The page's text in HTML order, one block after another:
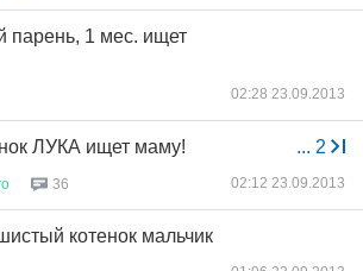
парень, 1 мес. ищет
02:28 23.09.2013
... 2
ЛУКА ищет маму!
36 02:12 23.09.2013
котенок мальчик